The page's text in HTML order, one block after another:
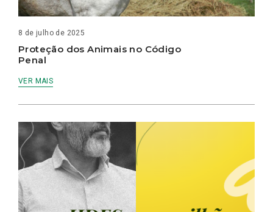
8 de julho de 2025
Proteção dos Animais no Código
Penal
VER MAIS